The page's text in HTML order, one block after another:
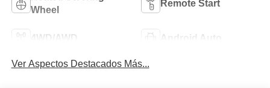
Wheel
Remote Start
4WD/AWD Android Auto
Ver Aspectos Destacados Más...